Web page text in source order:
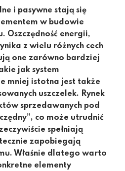
i pasywne stają się
w budowie
Oszczędność energii,
z wielu różnych cech
one zarówno bardziej
jak system
mniej istotna jest także
uszczelek. Rynek
sprzedawanych pod
co może utrudnić
spełniają
zapobiegają
Właśnie dlatego warto
elementy